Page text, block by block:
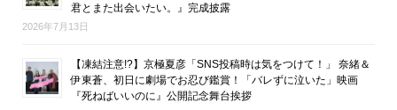
君とまた出会いたい。』完成披露
2026年7月13日
【凍結注意!?】京極夏彦「SNS投稿時は気をつけて！」 奈緒＆
伊東蒼、初日に劇場でお忍び鑑賞！「バレずに泣いた」映画
『死ねばいいのに』公開記念舞台挨拶